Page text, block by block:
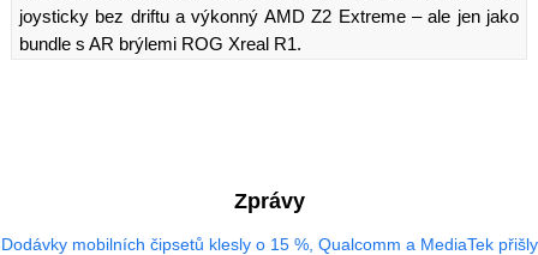
joysticky bez driftu a výkonný AMD Z2 Extreme – ale jen jako
bundle s AR brýlemi ROG Xreal R1.
Zprávy
Dodávky mobilních čipsetů klesly o 15 %, Qualcomm a MediaTek přišly